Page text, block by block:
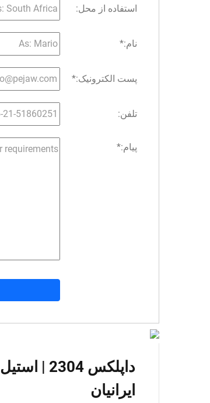
استفاده از محل:
نام:*
پست الکترونیک:*
تلفن:
پیام:*
داپلکس 2304 | استیل
ایرانیان